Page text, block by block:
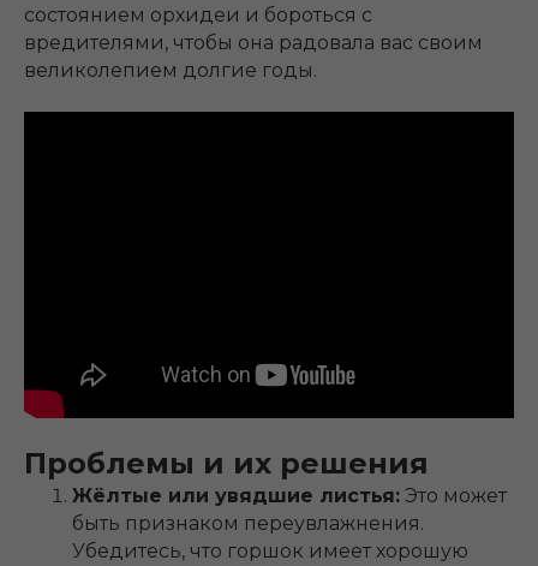
состоянием орхидеи и бороться с
вредителями, чтобы она радовала вас своим
великолепием долгие годы.
Проблемы и их решения
Жёлтые или увядшие листья: Это может
быть признаком переувлажнения.
Убедитесь, что горшок имеет хорошую